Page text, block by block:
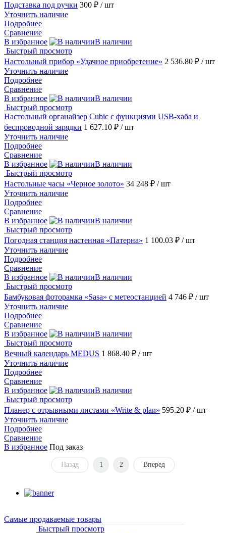
Подставка под ручки 300 ₽ / шт
Уточнить наличие
Подробнее
Сравнение
В избранное
В наличии
Быстрый просмотр
Настольный прибор «Удачное приобретение» 2 536.80 ₽ / шт
Уточнить наличие
Подробнее
Сравнение
В избранное
В наличии
Быстрый просмотр
Настольный органайзер Cubic с функциями USB-хаба и
беспроводной зарядки 1 627.10 ₽ / шт
Уточнить наличие
Подробнее
Сравнение
В избранное
В наличии
Быстрый просмотр
Настольные часы «Черное золото» 34 248 ₽ / шт
Уточнить наличие
Подробнее
Сравнение
В избранное
В наличии
Быстрый просмотр
Погодная станция настенная «Патерна» 1 100.03 ₽ / шт
Уточнить наличие
Подробнее
Сравнение
В избранное
В наличии
Быстрый просмотр
Бамбуковая фоторамка «Sasa» с метеостанцией 4 746 ₽ / шт
Уточнить наличие
Подробнее
Сравнение
В избранное
В наличии
Быстрый просмотр
Вечный календарь MEDUS 1 868.40 ₽ / шт
Уточнить наличие
Подробнее
Сравнение
В избранное
В наличии
Быстрый просмотр
Планер с отрывными листами «Write & plan» 595.20 ₽ / шт
Уточнить наличие
Подробнее
Сравнение
В избранное Под заказ
Назад 1 2 Вперед
Самые продаваемые товары
Быстрый просмотр